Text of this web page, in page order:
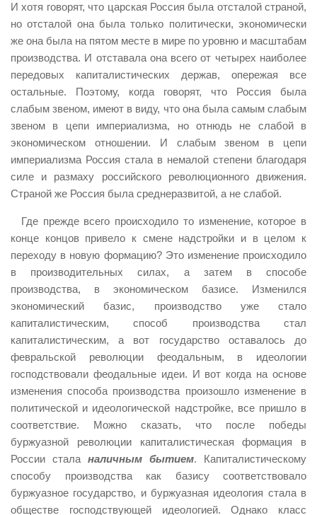
И хотя говорят, что царская Россия была отсталой страной,
но отсталой она была только политически, экономически
же она была на пятом месте в мире по уровню и масштабам
производства. И отставала она всего от четырех наиболее
передовых капиталистических держав, опережая все
остальные. Поэтому, когда говорят, что Россия была
слабым звеном, имеют в виду, что она была самым слабым
звеном в цепи империализма, но отнюдь не слабой в
экономическом отношении. И слабым звеном в цепи
империализма Россия стала в немалой степени благодаря
силе и размаху российского революционного движения.
Страной же Россия была среднеразвитой, а не слабой.
Где прежде всего происходило то изменение, которое в
конце концов привело к смене надстройки и в целом к
переходу в новую формацию? Это изменение происходило
в производительных силах, а затем в способе
производства, в экономическом базисе. Изменился
экономический базис, производство уже стало
капиталистическим, способ производства стал
капиталистическим, а вот государство оставалось до
февральской революции феодальным, в идеологии
господствовали феодальные идеи. И вот когда на основе
изменения способа производства произошло изменение в
политической и идеологической надстройке, все пришло в
соответствие. Можно сказать, что после победы
буржуазной революции капиталистическая формация в
России стала наличным бытием. Капиталистическому
способу производства как базису соответствовало
буржуазное государство, и буржуазная идеология стала в
обществе господствующей идеологией. Однако класс